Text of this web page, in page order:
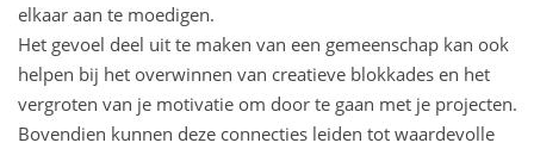
elkaar aan te moedigen.
Het gevoel deel uit te maken van een gemeenschap kan ook
helpen bij het overwinnen van creatieve blokkades en het
vergroten van je motivatie om door te gaan met je projecten.
Bovendien kunnen deze connecties leiden tot waardevolle